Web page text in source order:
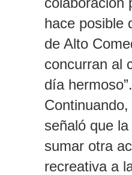
hace posible
de Alto
concurran al
día hermoso”.
señaló que
sumar otra
recreativa a